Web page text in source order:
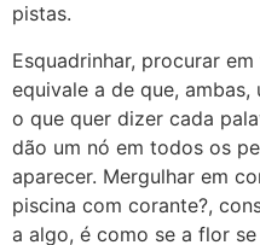
pistas.
Esquadrinhar, procurar
equivale a de que,
o que quer dizer cada
dão um nó em todos os
aparecer. Mergulhar em
piscina com corante?,
a algo, é como se a flor